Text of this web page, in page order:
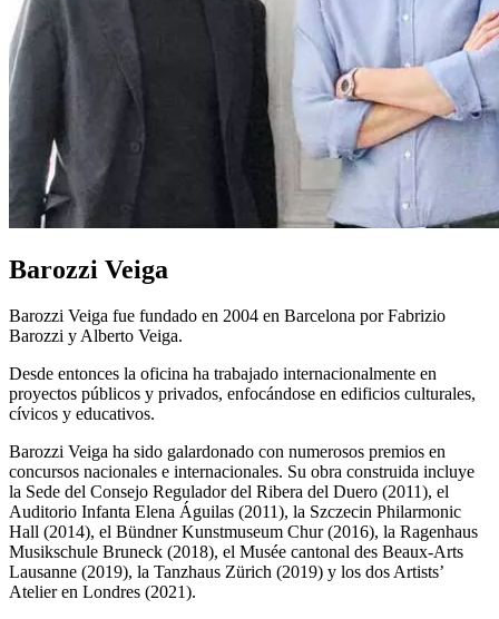
Barozzi Veiga
Barozzi Veiga fue fundado en 2004 en Barcelona por Fabrizio
Barozzi y Alberto Veiga.
Desde entonces la oficina ha trabajado internacionalmente en
proyectos públicos y privados, enfocándose en edificios culturales,
cívicos y educativos.
Barozzi Veiga ha sido galardonado con numerosos premios en
concursos nacionales e internacionales. Su obra construida incluye
la Sede del Consejo Regulador del Ribera del Duero (2011), el
Auditorio Infanta Elena Águilas (2011), la Szczecin Philarmonic
Hall (2014), el Bündner Kunstmuseum Chur (2016), la Ragenhaus
Musikschule Bruneck (2018), el Musée cantonal des Beaux-Arts
Lausanne (2019), la Tanzhaus Zürich (2019) y los dos Artists’
Atelier en Londres (2021).